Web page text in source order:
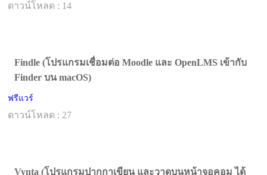
ดาวน์โหลด : 14
Findle (โปรแกรมเชื่อมต่อ Moodle และ OpenLMS เข้ากับ
Finder บน macOS)
ฟรีแวร์
ดาวน์โหลด : 27
Vynta (โปรแกรมปากกาเขียน และวาดบนหน้าจอคอม ได้